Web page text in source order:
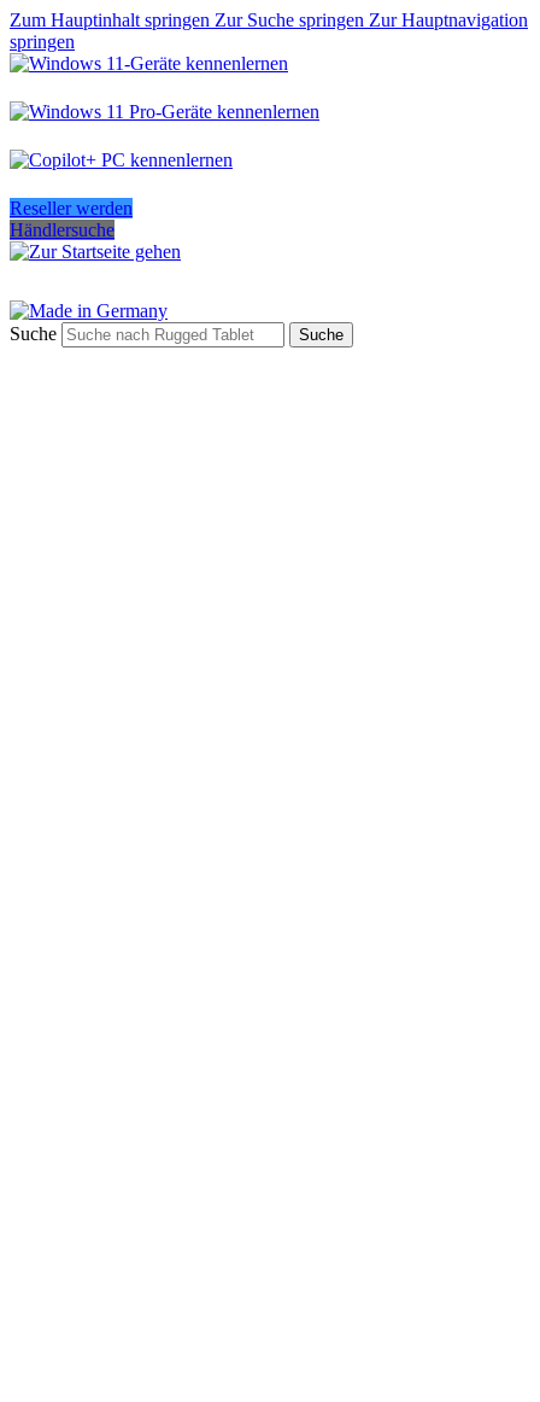
Zum Hauptinhalt springen Zur Suche springen Zur Hauptnavigation
springen
Reseller werden
Händlersuche
Suche Suche